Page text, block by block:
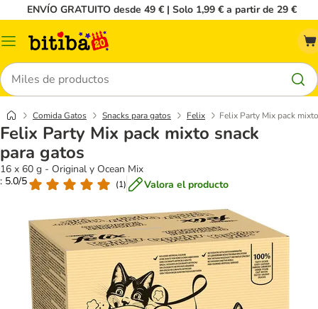
ENVÍO GRATUITO desde 49 € | Solo 1,99 € a partir de 29 €
Menú
Buscar
Comida Gatos Snacks para gatos Felix Felix Party Mix pack
Felix Party Mix pack mixto snack
para gatos
16 x 60 g - Original y Ocean Mix
: 5.0/5
(1) Valora el producto